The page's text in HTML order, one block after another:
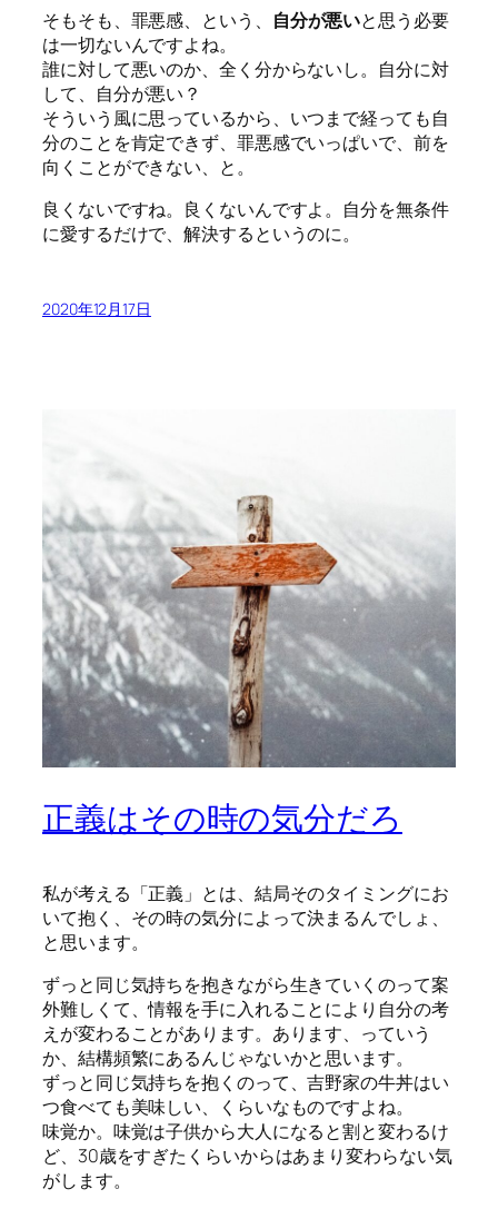
そもそも、罪悪感、という、
自分が悪いと思う必要
は一切ないんですよね。
誰に対して悪いのか、全く分からないし。自分に対
して、自分が悪い？
そういう風に思っているから、いつまで経っても自
分のことを肯定できず、罪悪感でいっぱいで、前を
向くことができない、と。
良くないですね。良くないんですよ。自分を無条件
に愛するだけで、解決するというのに。
2020年12月17日
正義はその時の気分だろ
私が考える「正義」とは、結局そのタイミングにお
いて抱く、その時の気分によって決まるんでしょ、
と思います。
ずっと同じ気持ちを抱きながら生きていくのって案
外難しくて、情報を手に入れることにより自分の考
えが変わることがあります。あります、っていう
か、結構頻繁にあるんじゃないかと思います。
ずっと同じ気持ちを抱くのって、吉野家の牛丼はい
つ食べても美味しい、くらいなものですよね。
味覚か。味覚は子供から大人になると割と変わるけ
ど、30歳をすぎたくらいからはあまり変わらない気
がします。